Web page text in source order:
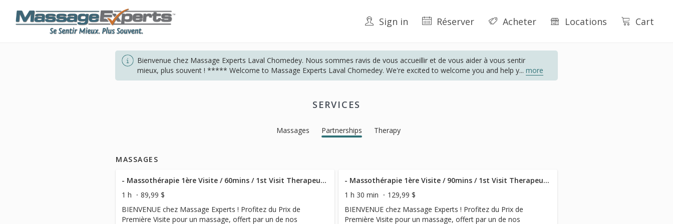
Sign in Réserver Acheter Locations Cart
Bienvenue chez Massage Experts Laval Chomedey. Nous sommes ravis de vous accueillir et de vous aider à vous sentir
mieux, plus souvent ! ***** Welcome to Massage Experts Laval Chomedey. We're excited to welcome you and help y... more
SERVICES
Massages Partnerships Therapy
MASSAGES
- Massothérapie 1ère Visite / 60mins / 1st Visit Therapeutic Massage
1 h
89,99 $
BIENVENUE chez Massage Experts ! Profitez du Prix de
Première Visite pour un massage, offert par un de nos
- Massothérapie 1ère Visite / 90mins / 1st Visit Therapeutic Massage
1 h 30 min
129,99 $
BIENVENUE chez Massage Experts ! Profitez du Prix de
Première Visite pour un massage, offert par un de nos